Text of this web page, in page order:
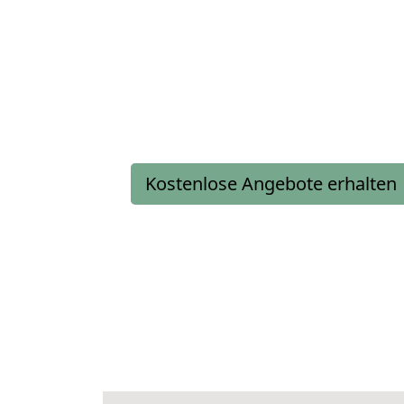
Kostenlose Angebote erhalten